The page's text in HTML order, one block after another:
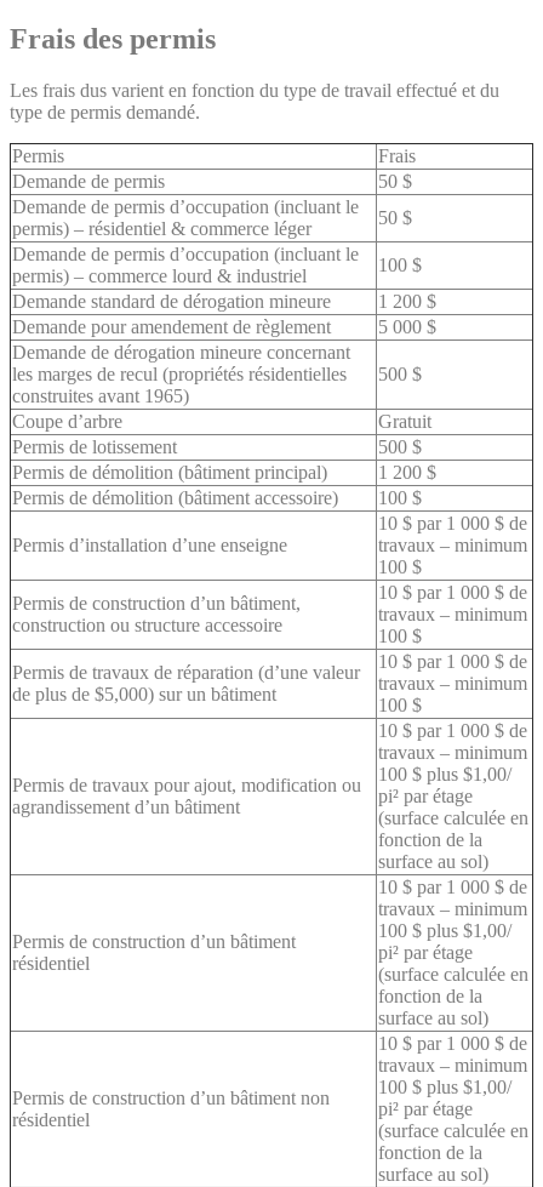
Frais des permis
Les frais dus varient en fonction du type de travail effectué et du
type de permis demandé.
Permis
Frais
Demande de permis
50 $
Demande de permis d’occupation (incluant le
permis) – résidentiel & commerce léger
50 $
Demande de permis d’occupation (incluant le
permis) – commerce lourd & industriel
100 $
Demande standard de dérogation mineure
1 200 $
Demande pour amendement de règlement
5 000 $
Demande de dérogation mineure concernant
les marges de recul (propriétés résidentielles
construites avant 1965)
500 $
Coupe d’arbre
Gratuit
Permis de lotissement
500 $
Permis de démolition (bâtiment principal)
1 200 $
Permis de démolition (bâtiment accessoire)
100 $
Permis d’installation d’une enseigne
10 $ par 1 000 $ de
travaux – minimum
100 $
Permis de construction d’un bâtiment,
construction ou structure accessoire
10 $ par 1 000 $ de
travaux – minimum
100 $
Permis de travaux de réparation (d’une valeur
de plus de $5,000) sur un bâtiment
10 $ par 1 000 $ de
travaux – minimum
100 $
Permis de travaux pour ajout, modification ou
agrandissement d’un bâtiment
10 $ par 1 000 $ de
travaux – minimum
100 $ plus $1,00/
pi² par étage
(surface calculée en
fonction de la
surface au sol)
Permis de construction d’un bâtiment
résidentiel
10 $ par 1 000 $ de
travaux – minimum
100 $ plus $1,00/
pi² par étage
(surface calculée en
fonction de la
surface au sol)
Permis de construction d’un bâtiment non
résidentiel
10 $ par 1 000 $ de
travaux – minimum
100 $ plus $1,00/
pi² par étage
(surface calculée en
fonction de la
surface au sol)